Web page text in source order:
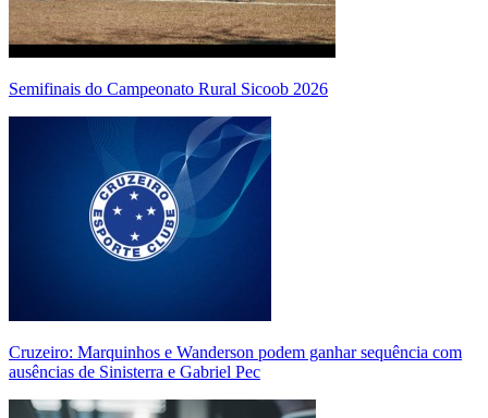
Semifinais do Campeonato Rural Sicoob 2026
Cruzeiro: Marquinhos e Wanderson podem ganhar sequência com
ausências de Sinisterra e Gabriel Pec